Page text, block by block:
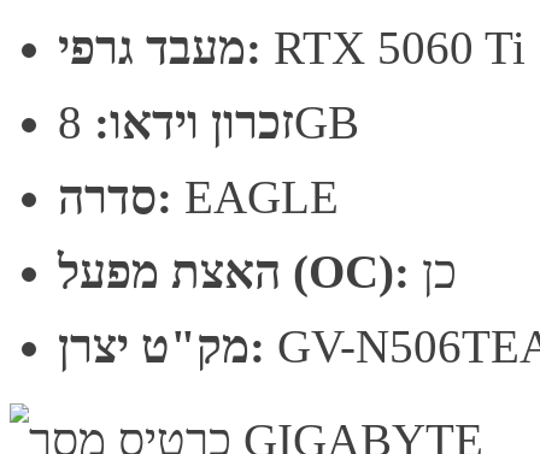
מעבד גרפי: RTX 5060 Ti
זכרון וידאו:8GB
סדרה: EAGLE
האצת מפעל (OC): כן
מק"ט יצרן: GV-